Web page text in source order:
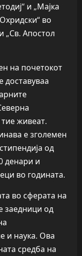
и „Мајка
во
„Св. Апостол
на почетокот
доставуваа
живеат.
е зголемен
од
денари и
во годината.
во сферата на
заедници од
и наука. Ова
средба на